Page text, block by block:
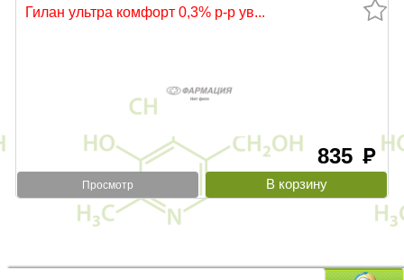
Гилан ультра комфорт 0,3% р-р ув...
835 руб
Просмотр